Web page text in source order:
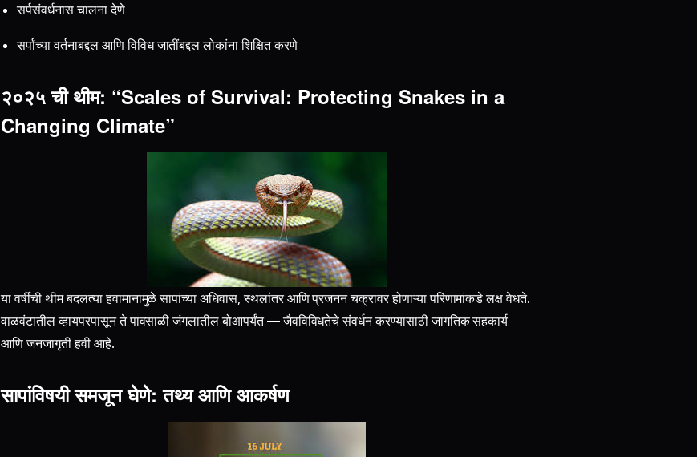
सर्पसंवर्धनास चालना देणे
सर्पांच्या वर्तनाबद्दल आणि विविध जातींबद्दल लोकांना शिक्षित करणे
२०२५ ची थीम: “Scales of Survival: Protecting Snakes in a
Changing Climate”
या वर्षीची थीम बदलत्या हवामानामुळे सापांच्या अधिवास, स्थलांतर आणि प्रजनन चक्रावर होणाऱ्या परिणामांकडे लक्ष वेधते.
वाळवंटातील व्हायपरपासून ते पावसाळी जंगलातील बोआपर्यंत — जैवविविधतेचे संवर्धन करण्यासाठी जागतिक सहकार्य
आणि जनजागृती हवी आहे.
सापांविषयी समजून घेणे: तथ्य आणि आकर्षण